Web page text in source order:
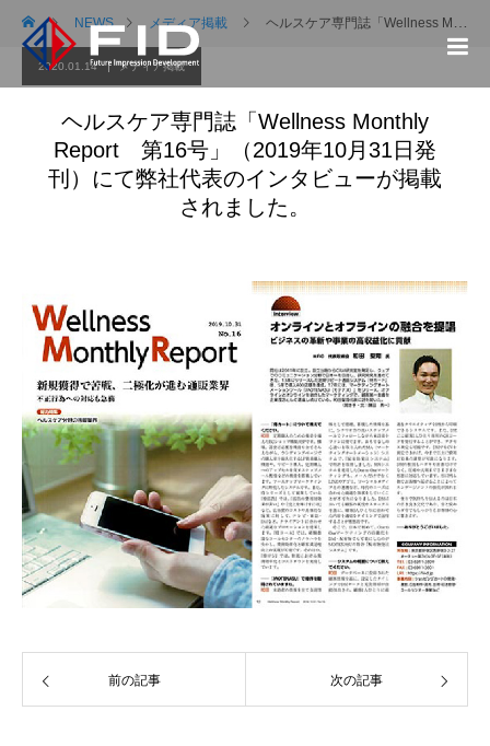
NEWS メディア掲載 ヘルスケア専門誌「Wellness Monthly Report 第16号」（2019年10月31日発刊）にて弊社代表のインタビューが掲載されました。
2020.01.14 メディア掲載
ヘルスケア専門誌「Wellness Monthly
Report 第16号」（2019年10月31日発
刊）にて弊社代表のインタビューが掲載
されました。
前の記事 次の記事